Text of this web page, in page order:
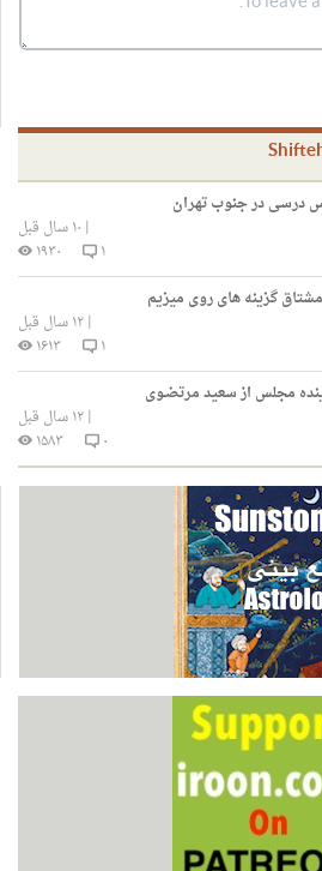
درسی در جنوب تهران
| ۱۰ سال قبل
۱
۱۹۳۰
|۱۲ سال قبل
۱
۱۶۱۳
|۱۲ سال قبل
۰
۱۵۸۳